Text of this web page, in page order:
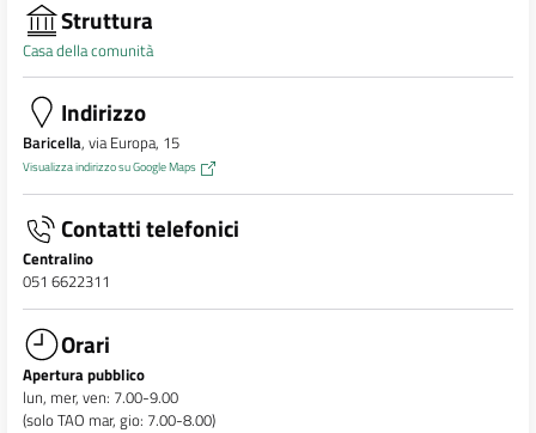
Struttura
Casa della comunità
Indirizzo
Baricella, via Europa, 15
Visualizza indirizzo su Google Maps
Contatti telefonici
Centralino
051 6622311
Orari
Apertura pubblico
lun, mer, ven: 7.00-9.00
(solo TAO mar, gio: 7.00-8.00)